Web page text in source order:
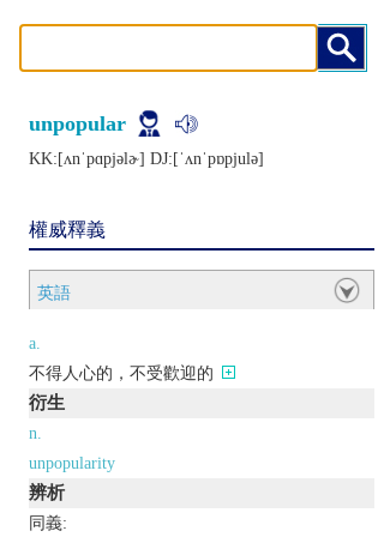
unpopular
KK:[ʌnˈpɑpjǝlɚ] DJ:[ˈʌnˈpɒpjulǝ]
權威釋義
英語
a.
不得人心的，不受歡迎的
衍生
n.
unpopularity
辨析
同義: